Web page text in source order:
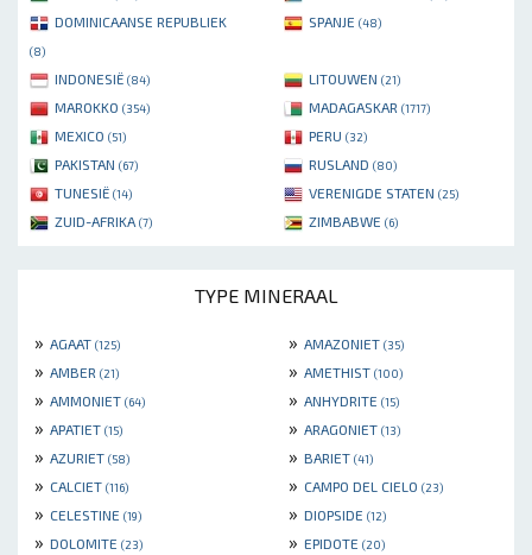
DOMINICAANSE REPUBLIEK
(8)
SPANJE (48)
INDONESIË (84) LITOUWEN (21)
MAROKKO (354) MADAGASKAR (1717)
MEXICO (51) PERU (32)
PAKISTAN (67) RUSLAND (80)
TUNESIË (14) VERENIGDE STATEN (25)
ZUID-AFRIKA (7) ZIMBABWE (6)
TYPE MINERAAL
» AGAAT (125) » AMAZONIET (35)
» AMBER (21) » AMETHIST (100)
» AMMONIET (64) » ANHYDRITE (15)
» APATIET (15) » ARAGONIET (13)
» AZURIET (58) » BARIET (41)
» CALCIET (116) » CAMPO DEL CIELO (23)
» CELESTINE (19) » DIOPSIDE (12)
» DOLOMITE (23) » EPIDOTE (20)